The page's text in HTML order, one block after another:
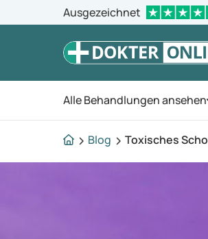
Ausgezeichnet
Alle Behandlungen ansehen
Blog Toxisches